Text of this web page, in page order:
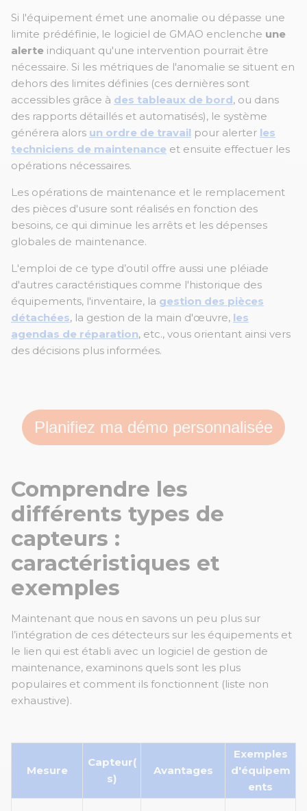
Si l'équipement émet une anomalie ou dépasse une
limite prédéfinie, le logiciel de GMAO enclenche une
alerte indiquant qu'une intervention pourrait être
nécessaire. Si les métriques de l'anomalie se situent en
dehors des limites définies (ces dernières sont
accessibles grâce à des tableaux de bord, ou dans
des rapports détaillés et automatisés), le système
générera alors un ordre de travail pour alerter les
techniciens de maintenance et ensuite effectuer les
opérations nécessaires.
Les opérations de maintenance et le remplacement
des pièces d'usure sont réalisés en fonction des
besoins, ce qui diminue les arrêts et les dépenses
globales de maintenance.
L'emploi de ce type d’outil offre aussi une pléiade
d'autres caractéristiques comme l'historique des
équipements, l'inventaire, la gestion des pièces
détachées, la gestion de la main d'œuvre, les
agendas de réparation, etc., vous orientant ainsi vers
des décisions plus informées.
Planifiez ma démo personnalisée
Comprendre les
différents types de
capteurs :
caractéristiques et
exemples
Maintenant que nous en savons un peu plus sur
l’intégration de ces détecteurs sur les équipements et
le lien qui est établi avec un logiciel de gestion de
maintenance, examinons quels sont les plus
populaires et comment ils fonctionnent (liste non
exhaustive).
Mesure
Capteur(
s)
Avantages
Exemples
d'équipem
ents